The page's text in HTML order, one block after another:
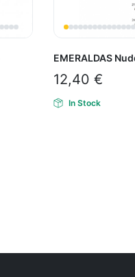
EMERALDAS
12,40 €
In Stock